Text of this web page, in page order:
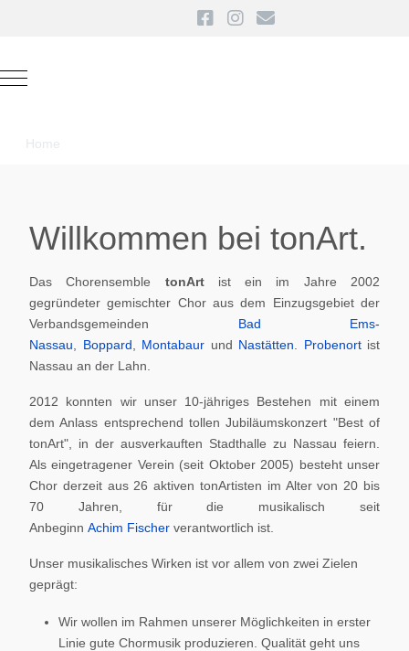
Mobile Menu Toggle
Home
Willkommen bei tonArt.
Das Chorensemble tonArt ist ein im Jahre 2002
gegründeter gemischter Chor aus dem Einzugsgebiet der
Verbandsgemeinden Bad Ems-
Nassau
Boppard Montabaur und Nastätten Probenortist
Nassau an der Lahn.
2012 konnten wir unser 10-jähriges Bestehen mit einem
dem Anlass entsprechend tollen Jubiläumskonzert "Best of
tonArt", in der ausverkauften Stadthalle zu Nassau feiern.
Als eingetragener Verein (seit Oktober 2005) besteht unser
Chor derzeit aus 26 aktiven tonArtisten im Alter von 20 bis
70 Jahren, für die musikalisch seit
Anbeginn Achim Fischer verantwortlich ist.
Unser musikalisches Wirken ist vor allem von zwei Zielen
geprägt:
Wir wollen im Rahmen unserer Möglichkeiten in erster
Linie gute Chormusik produzieren. Qualität geht uns